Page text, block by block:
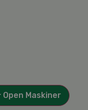
Open Maskiner